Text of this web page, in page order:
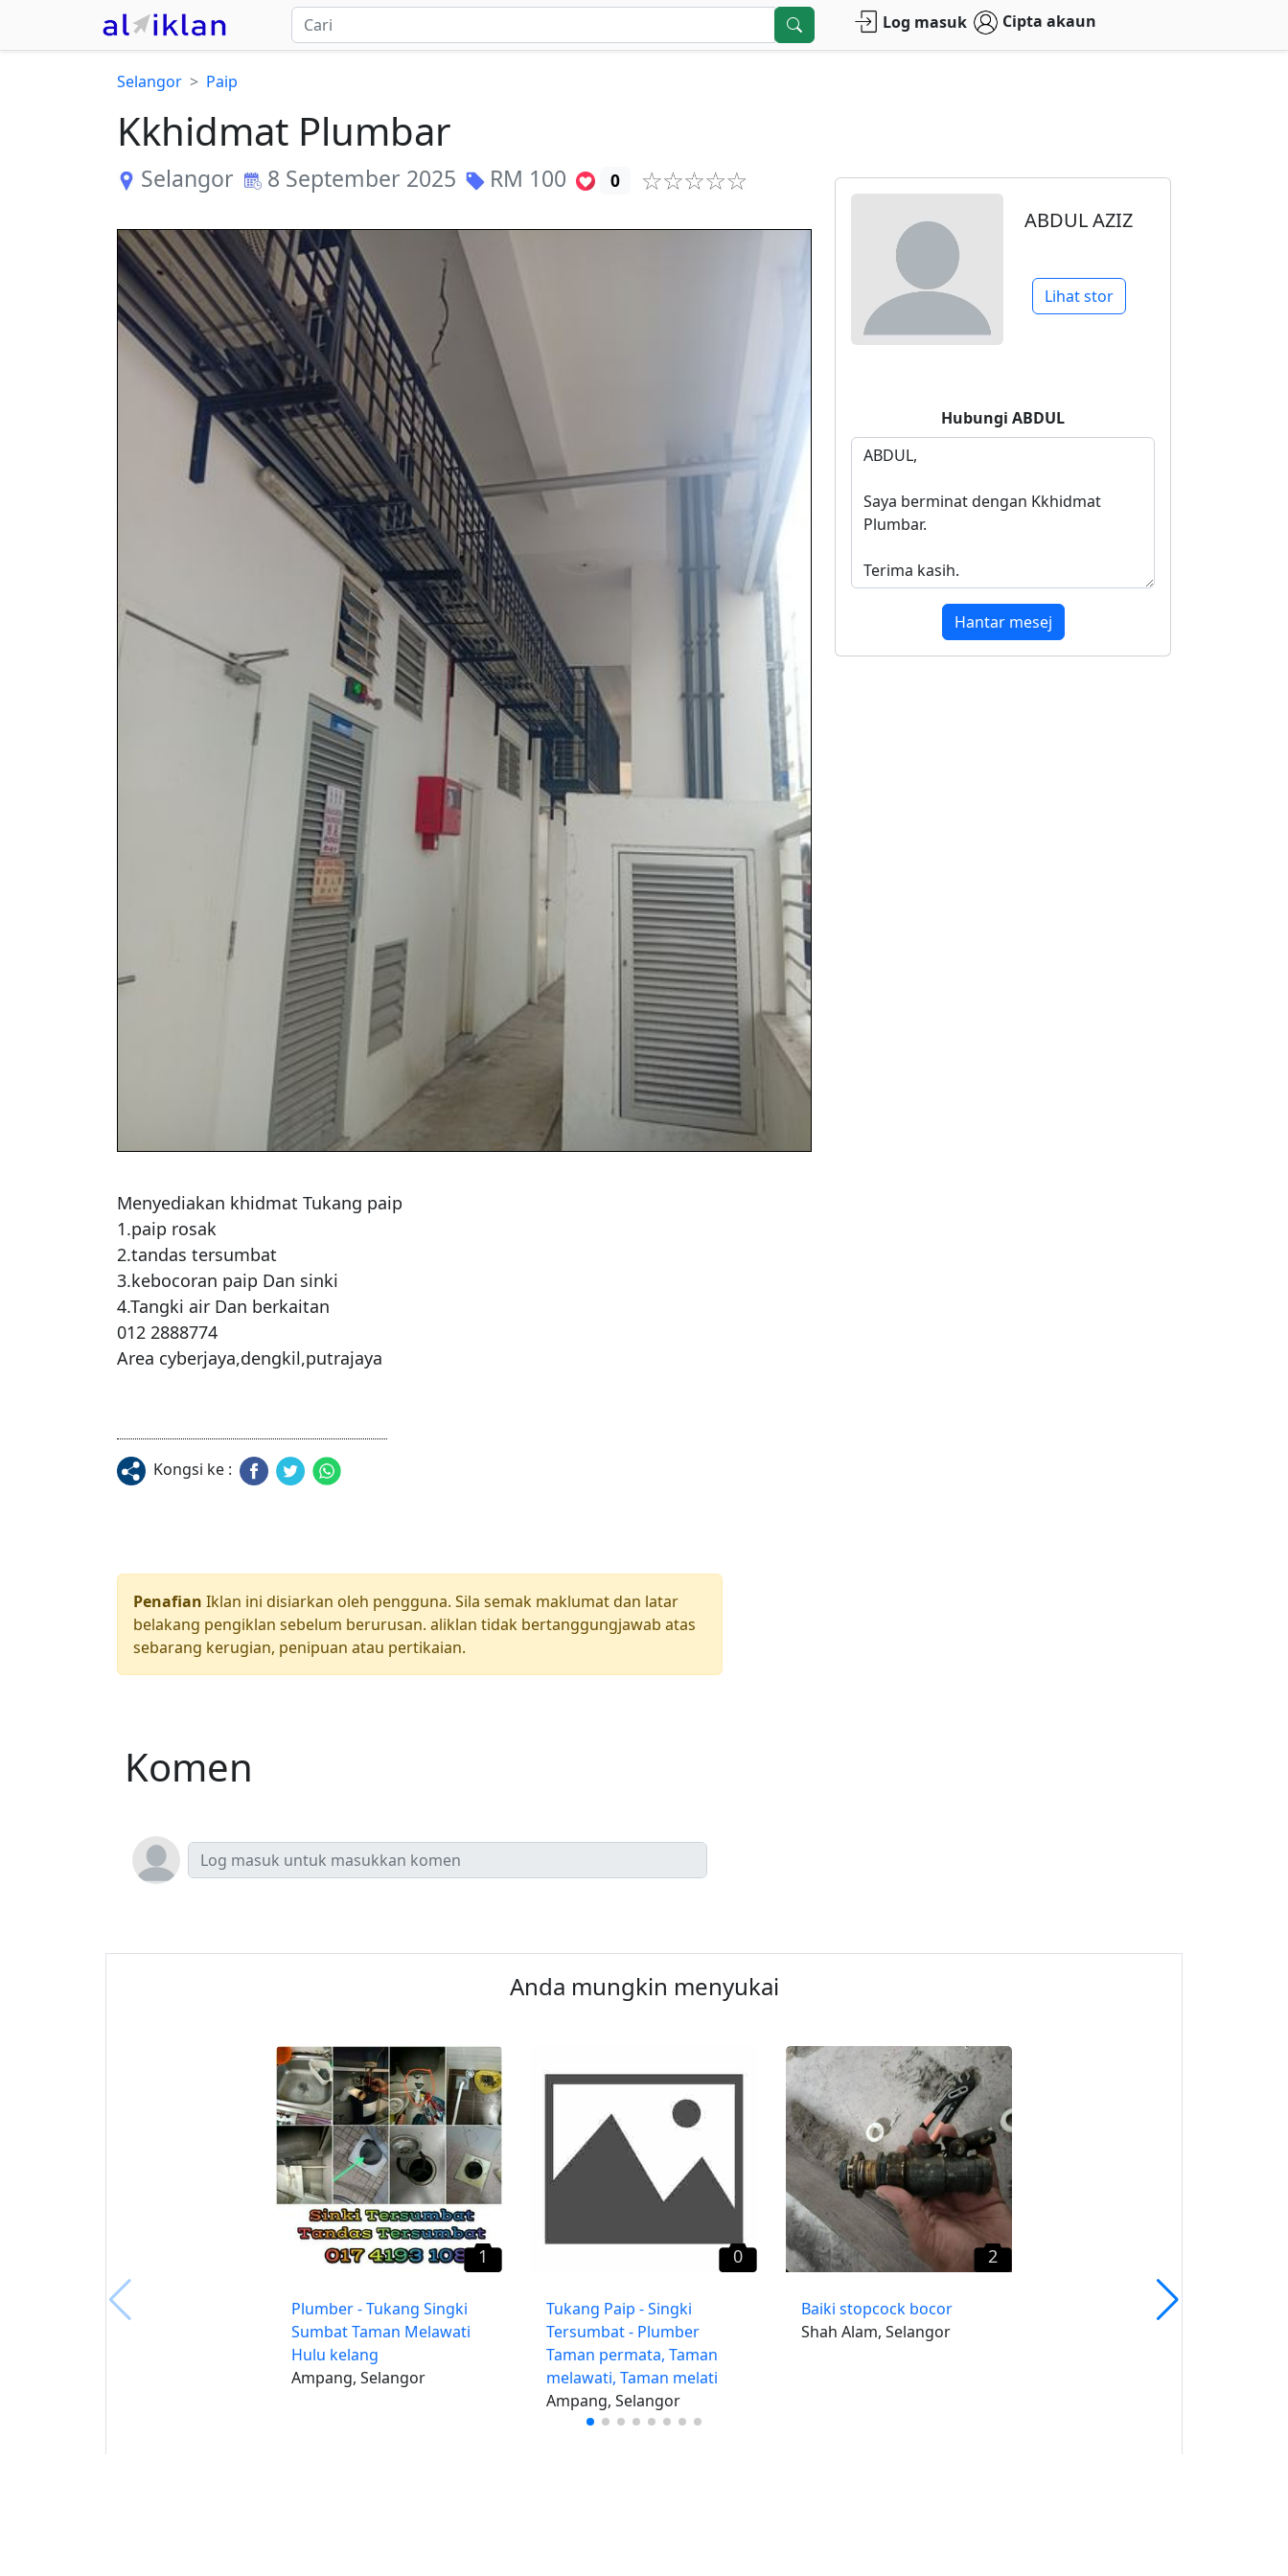
Log masuk Cipta akaun
Selangor Paip
Kkhidmat Plumbar
Selangor 8 September 2025 RM 100 0
Menyediakan khidmat Tukang paip
1.paip rosak
2.tandas tersumbat
3.kebocoran paip Dan sinki
4.Tangki air Dan berkaitan
012 2888774
Area cyberjaya,dengkil,putrajaya
Kongsi ke :
ABDUL AZIZ
Lihat stor
HubungiABDUL
Hantar mesej
Penafian Iklan ini disiarkan oleh pengguna. Sila semak maklumat dan latar
belakang pengiklan sebelum berurusan. aliklan tidak bertanggungjawab atas
sebarang kerugian, penipuan atau pertikaian.
Komen
Anda mungkin menyukai
1
Plumber - Tukang Singki
Sumbat Taman Melawati
Hulu kelang
Ampang, Selangor
0
Tukang Paip - Singki
Tersumbat - Plumber
Taman permata, Taman
melawati, Taman melati
Ampang, Selangor
2
Baiki stopcock bocor
Shah Alam, Selangor